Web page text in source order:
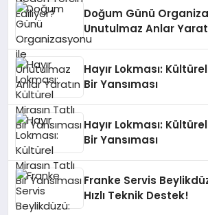
Doğum Günü
Unutulmaz Anlar
Hayır Lokması:
Bir Yansıması
Hayır Lokması:
Bir Yansıması
Franke Servis
Hızlı Teknik Destek!